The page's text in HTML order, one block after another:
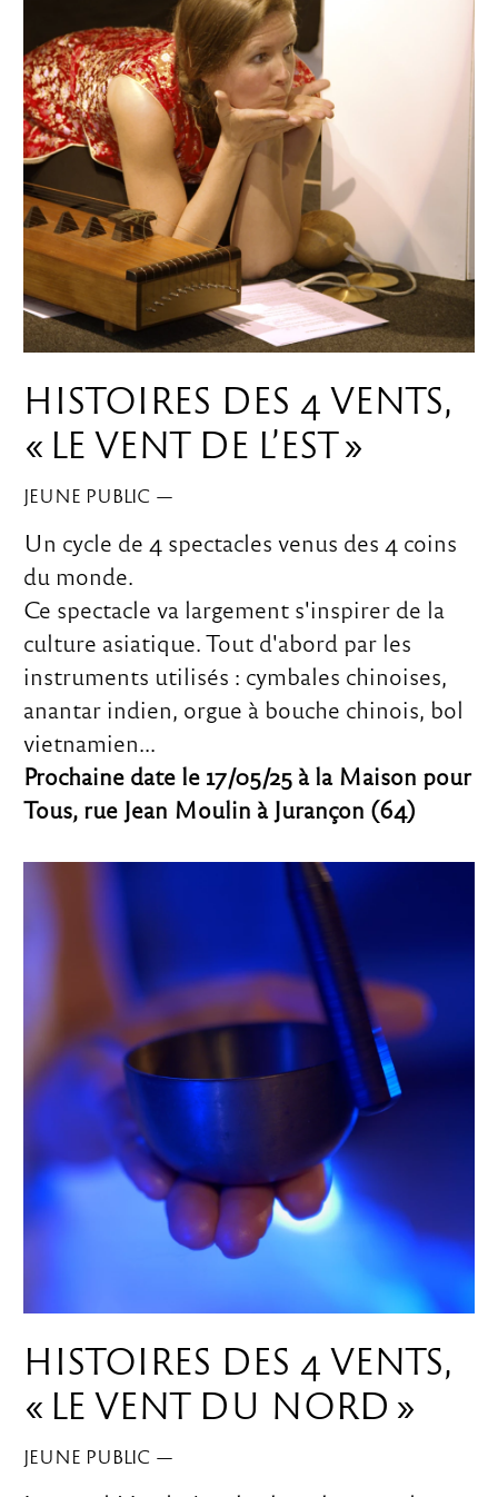
HISTOIRES DES 4 VENTS,
« LE VENT DE L’EST »
JEUNE PUBLIC —
Un cycle de 4 spectacles venus des 4 coins
du monde.
Ce spectacle va largement s'inspirer de la
culture asiatique. Tout d'abord par les
instruments utilisés : cymbales chinoises,
anantar indien, orgue à bouche chinois, bol
vietnamien...
Prochaine date le 17/05/25 à la Maison pour
Tous, rue Jean Moulin à Jurançon (64)
HISTOIRES DES 4 VENTS,
« LE VENT DU NORD »
JEUNE PUBLIC —